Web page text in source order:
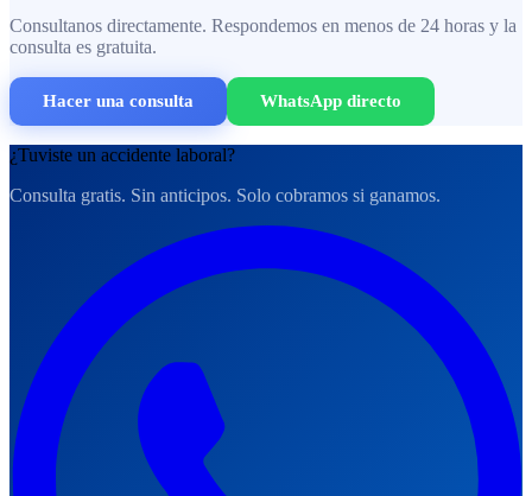
Consultanos directamente. Respondemos en menos de 24 horas y la
consulta es gratuita.
Hacer una consulta WhatsApp directo
¿Tuviste un accidente laboral?
Consulta gratis. Sin anticipos. Solo cobramos si ganamos.